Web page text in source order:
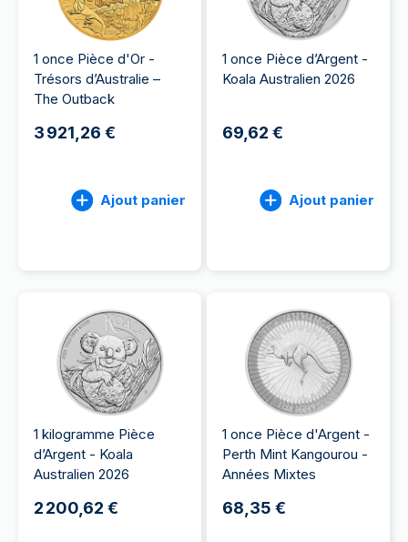
1 once Pièce d'Or -
Trésors d’Australie –
The Outback
3 921,26 €
Ajout panier
1 once Pièce d’Argent -
Koala Australien 2026
69,62 €
Ajout panier
1 kilogramme Pièce
d’Argent - Koala
Australien 2026
2 200,62 €
1 once Pièce d'Argent -
Perth Mint Kangourou -
Années Mixtes
68,35 €